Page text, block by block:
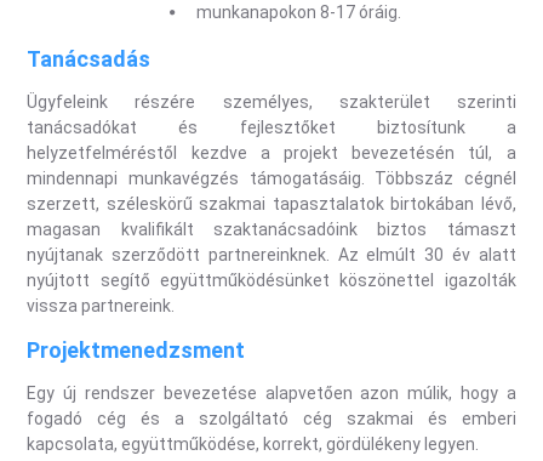
munkanapokon 8-17 óráig.
Tanácsadás
Ügyfeleink részére személyes, szakterület szerinti
tanácsadókat és fejlesztőket biztosítunk a
helyzetfelméréstől kezdve a projekt bevezetésén túl, a
mindennapi munkavégzés támogatásáig. Többszáz cégnél
szerzett, széleskörű szakmai tapasztalatok birtokában lévő,
magasan kvalifikált szaktanácsadóink biztos támaszt
nyújtanak szerződött partnereinknek. Az elmúlt 30 év alatt
nyújtott segítő együttműködésünket köszönettel igazolták
vissza partnereink.
Projektmenedzsment
Egy új rendszer bevezetése alapvetően azon múlik, hogy a
fogadó cég és a szolgáltató cég szakmai és emberi
kapcsolata, együttműködése, korrekt, gördülékeny legyen.